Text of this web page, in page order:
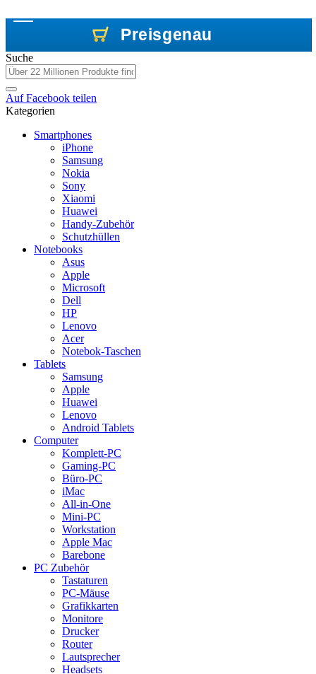
Preisgenau
Preisgenau
Preisgenau
Suche
AufFacebook teilen
Kategorien
Smartphones
iPhone
Samsung
Nokia
Sony
Xiaomi
Huawei
Handy-Zubehör
Schutzhüllen
Notebooks
Asus
Apple
Microsoft
Dell
HP
Lenovo
Acer
Notebok-Taschen
Tablets
Samsung
Apple
Huawei
Lenovo
Android Tablets
Computer
Komplett-PC
Gaming-PC
Büro-PC
iMac
All-in-One
Mini-PC
Workstation
Apple Mac
Barebone
PC Zubehör
Tastaturen
PC-Mäuse
Grafikkarten
Monitore
Drucker
Router
Lautsprecher
Headsets